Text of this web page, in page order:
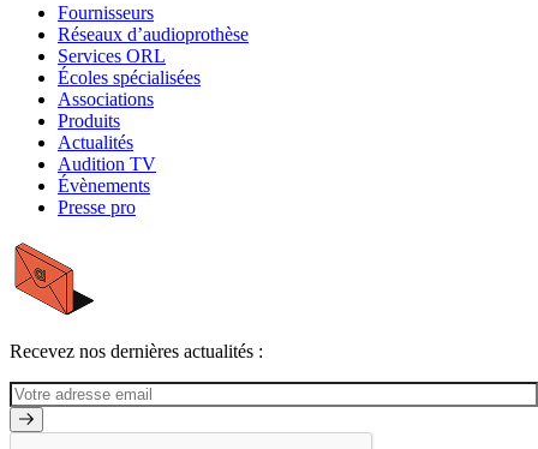
Fournisseurs
Réseaux d’audioprothèse
Services ORL
Écoles spécialisées
Associations
Produits
Actualités
Audition TV
Évènements
Presse pro
Recevez nos dernières actualités :